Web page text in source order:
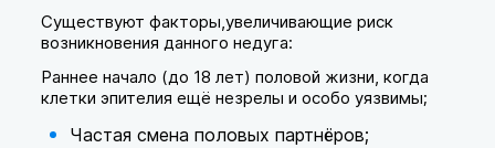
Существуют факторы,увеличивающие риск
возникновения данного недуга:
Раннее начало (до 18 лет) половой жизни, когда
клетки эпителия ещё незрелы и особо уязвимы;
Частая смена половых партнёров;